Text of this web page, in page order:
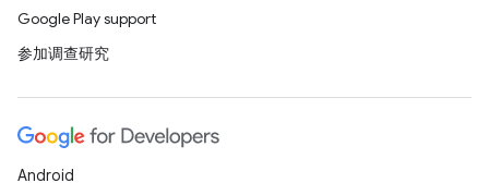
Google Play support
参加调查研究
Android